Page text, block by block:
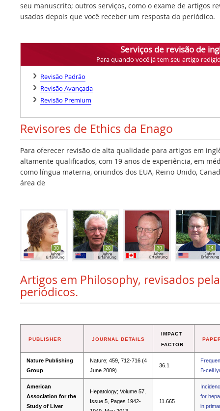
seu manuscrito; outros serviços, como o exame de artigos
usados depois que você receber um resposta do periódico.
Serviços de revisão de
Para quando você já tem seu artigo
Revisão Padrão
Revisão Avançada
Revisão Premium
Revisores de Ethics da Enago
Para oferecer revisão de alta qualidade para artigos em
altamente qualificados, com 19 anos de experiência, em
como língua materna, oriundos dos EUA, Reino Unido,
área de
Artigos em Philosophy, revisados
periódicos.
PUBLISHER JOURNAL DETAILS
IMPACT
FACTOR
Nature Publishing
Group
Nature; 459, 712-716 (4
June 2009)
36.1
B-cell
American
Association for the
Study of Liver
Hepatology; Volume 57,
Issue 5, Pages 1942-
11.665
for
in